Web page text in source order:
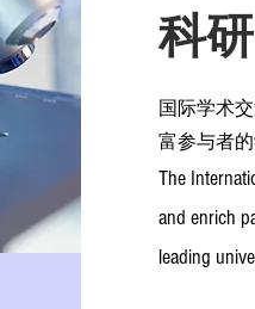
科
国际学术
富参与者的
The
and enrich
leading